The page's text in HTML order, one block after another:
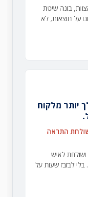
בונה שיטת
על תוצאות, לא
יותר מלקוח
התראה
לאיש
לבזבז שעות על